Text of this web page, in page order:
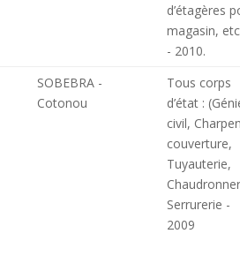
d’étagères
magasin,
- 2010.
SOBEBRA -
Cotonou
Tous corps
d’état :
civil,
couverture,
Tuyauterie,
Serrurerie -
2009